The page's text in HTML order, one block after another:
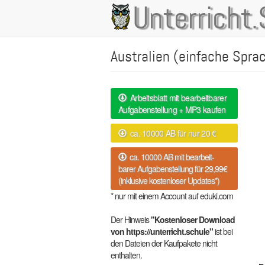
Main
navigation
Australien (einfache
Arbeitsblatt mit bearbeitbarer
Aufgabenstellung + MP3 kaufen
ca. 10000 AB für nur 20 €
ca. 10000 AB mit bearbeit-
barer Aufgabenstellung für 29,99€
(inklusive kostenloser Updates*)
* nur mit einem Account auf eduki.com
Der Hinweis"Kostenloser Download
von https://unterricht.schule"ist bei
den Dateien der Kaufpakete nicht
enthalten.